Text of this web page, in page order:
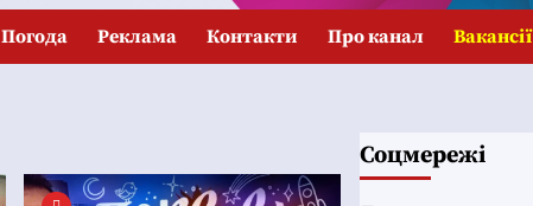
Погода Реклама Контакти Про канал Вакансії
Соцмережі